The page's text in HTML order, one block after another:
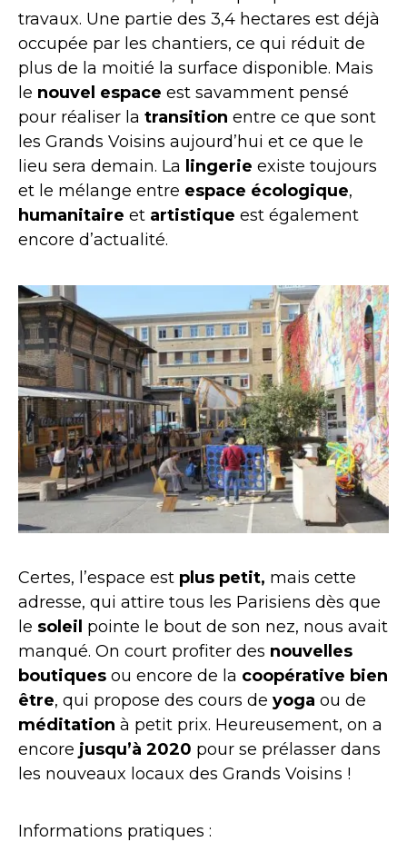
travaux. Une partie des 3,4 hectares est déjà
occupée par les chantiers, ce qui réduit de
plus de la moitié la surface disponible. Mais
le nouvel espace est savamment pensé
pour réaliser la transition entre ce que sont
les Grands Voisins aujourd’hui et ce que le
lieu sera demain. La lingerie existe toujours
et le mélange entre espace écologique,
humanitaire et artistique est également
encore d’actualité.
Certes, l’espace est plus petit, mais cette
adresse, qui attire tous les Parisiens dès que
le soleil pointe le bout de son nez, nous avait
manqué. On court profiter des nouvelles
boutiques ou encore de la coopérative bien
être, qui propose des cours de yoga ou de
méditation à petit prix. Heureusement, on a
encore jusqu’à 2020 pour se prélasser dans
les nouveaux locaux des Grands Voisins !
Informations pratiques :